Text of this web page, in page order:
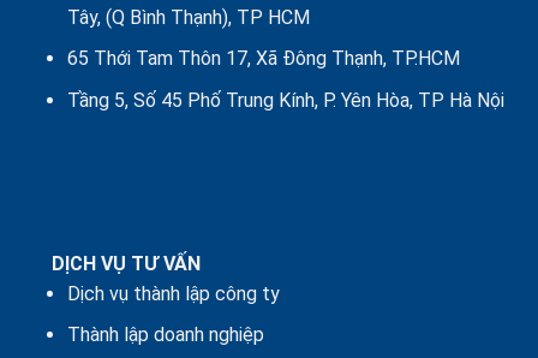
Tây, (Q Bình Thạnh), TP HCM
65 Thới Tam Thôn 17, Xã Đông Thạnh, TP.HCM
Tầng 5, Số 45 Phố Trung Kính, P. Yên Hòa, TP Hà Nội
DỊCH VỤ TƯ VẤN
Dịch vụ thành lập công ty
Thành lập doanh nghiệp